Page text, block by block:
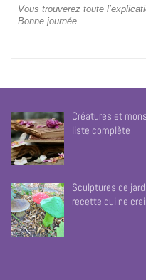
Vous trouverez toute
Bonne journée.
Créatures et
liste complète
Sculptures de
recette qui ne